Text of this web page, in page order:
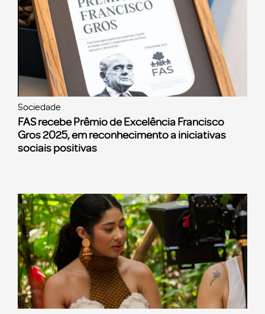
Sociedade
FAS recebe Prêmio de Excelência Francisco
Gros 2025, em reconhecimento a iniciativas
sociais positivas